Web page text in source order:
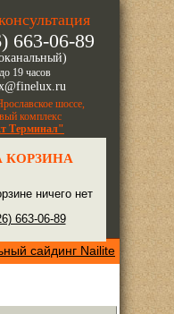
663-06-89
19 часов
шоссе,
комплекс
Терминал"
КОРЗИНА
ничего нет
663-06-89
сайдинг Nailite